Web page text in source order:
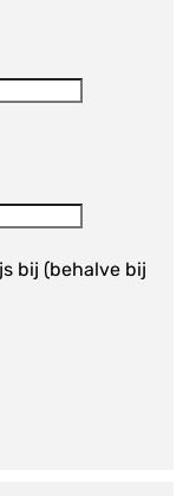
bij (behalve bij